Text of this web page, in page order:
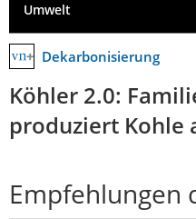
Umwelt
Dekarbonisierung
Köhler 2.0:
produziert Kohle
Empfehlungen